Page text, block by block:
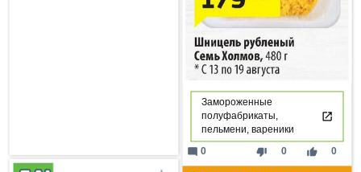
Замороженные
полуфабрикаты,
пельмени, вареники
thumb_down 0 thumb_up 0
mode_comment 0